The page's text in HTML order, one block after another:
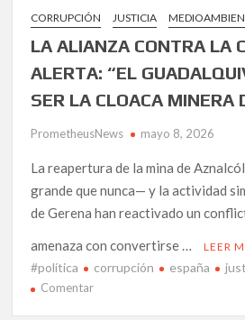
CORRUPCIÓN JUSTICIA
LA ALIANZA CONTRA LA
ALERTA: “EL
SER LA CLOACA MINERA
PrometheusNews mayo 8, 2026
La reapertura de la mina de
grande que nunca— y la actividad
de Gerena han reactivado un
amenaza con convertirse …
LEER
#política corrupción españa
Comentaren